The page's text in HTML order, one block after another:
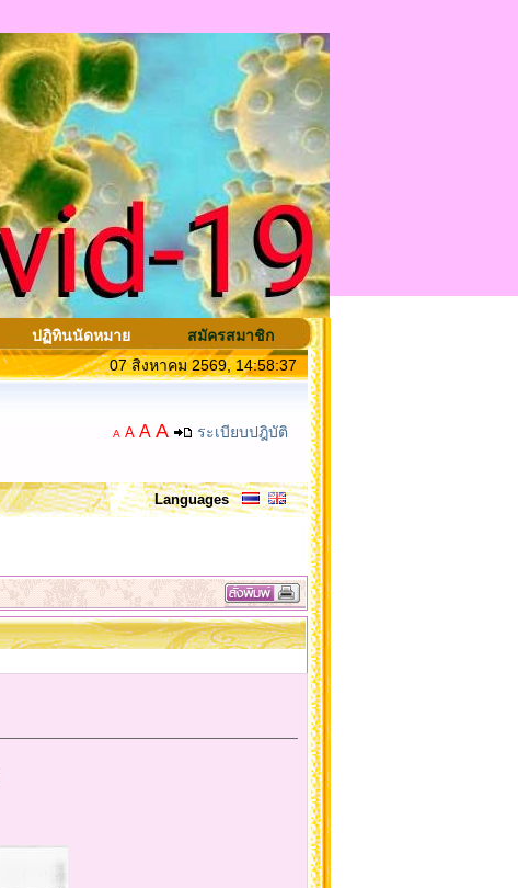
ปฏิทินนัดหมาย
สมัครสมาชิก
07 สิงหาคม 2569, 14:58:37
A A A A ระเบียบปฎิบัติ
Languages